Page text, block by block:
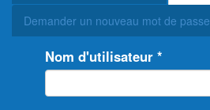
principaux
Demander un nouveau mot de passe
Nom d'utilisateur *